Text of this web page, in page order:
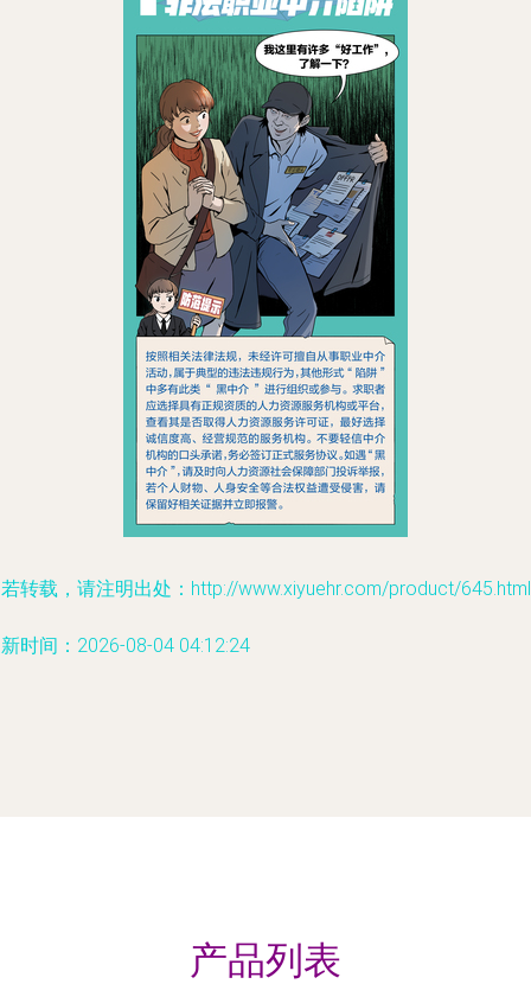
转载，请注明出处：http://www.xiyuehr.com/product/645.html
时间：2026-08-04 04:12:24
产品列表